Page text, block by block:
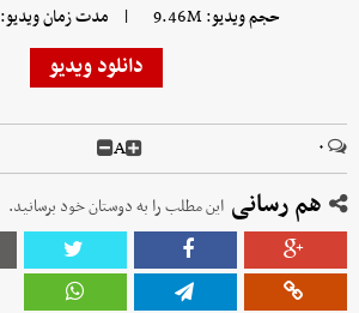
حجم ویدیو: 9.46M | مدت زمان ویدیو: 00:01:47
دانلود ویدیو
۰ A
هم رسانی این مطلب را به دوستان خود برسانید.